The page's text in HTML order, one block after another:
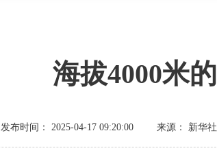
海拔4000米
发布时间： 2025-04-17 09:20:00 来源： 新华社